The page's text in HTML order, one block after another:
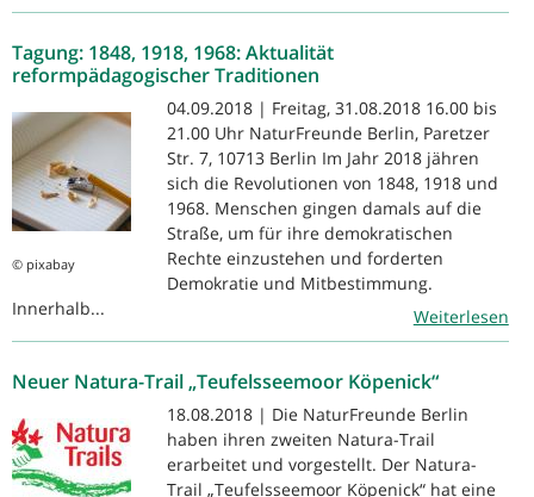
Tagung: 1848, 1918, 1968: Aktualität
reformpädagogischer Traditionen
© pixabay
04.09.2018 | Freitag, 31.08.2018 16.00 bis
21.00 Uhr NaturFreunde Berlin, Paretzer
Str. 7, 10713 Berlin Im Jahr 2018 jähren
sich die Revolutionen von 1848, 1918 und
1968. Menschen gingen damals auf die
Straße, um für ihre demokratischen
Rechte einzustehen und forderten
Demokratie und Mitbestimmung.
Innerhalb...
Weiterlesen
Neuer Natura-Trail „Teufelsseemoor Köpenick“
18.08.2018 | Die NaturFreunde Berlin
haben ihren zweiten Natura-Trail
erarbeitet und vorgestellt. Der Natura-
Trail „Teufelsseemoor Köpenick“ hat eine